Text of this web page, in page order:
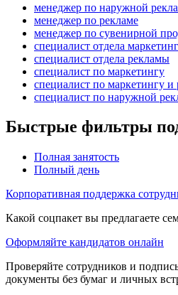
менеджер по наружной
менеджер по рекламе
менеджер по сувенирной
специалист отдела
специалист отдела рекламы
специалист по маркетингу
специалист по маркетингу и
специалист по наружной
Быстрые фильтры
Полная занятость
Полный день
Корпоративная поддержка
Какой соцпакет вы предлагаете
Оформляйте кандидатов онлайн
Проверяйте сотрудников и
документы без бумаг и личных